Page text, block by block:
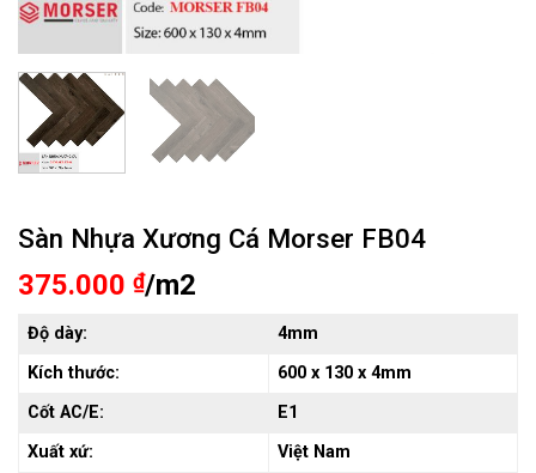
Sàn Nhựa Xương Cá Morser FB04
375.000 ₫/m2
Độ dày:
4mm
Kích thước:
600 x 130 x 4mm
Cốt AC/E:
E1
Xuất xứ:
Việt Nam